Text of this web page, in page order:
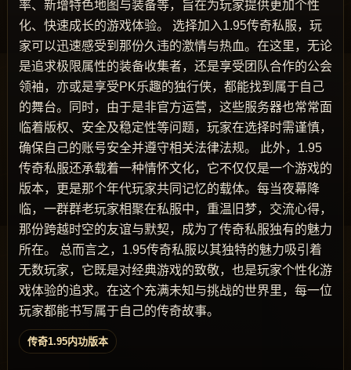
率、新增特色地图与装备等，旨在为玩家提供更加个性
化、快速成长的游戏体验。 选择加入1.95传奇私服，玩
家可以迅速感受到那份久违的激情与热血。在这里，无论
是追求极限属性的装备收集者，还是享受团队合作的公会
领袖，亦或是享受PK乐趣的独行侠，都能找到属于自己
的舞台。同时，由于是非官方运营，这些服务器也常常面
临着版权、安全及稳定性等问题，玩家在选择时需谨慎，
确保自己的账号安全并遵守相关法律法规。 此外，1.95
传奇私服还承载着一种情怀文化，它不仅仅是一个游戏的
版本，更是那个年代玩家共同记忆的载体。每当夜幕降
临，一群群老玩家相聚在私服中，重温旧梦，交流心得，
那份跨越时空的友谊与默契，成为了传奇私服独有的魅力
所在。 总而言之，1.95传奇私服以其独特的魅力吸引着
无数玩家，它既是对经典游戏的致敬，也是玩家个性化游
戏体验的追求。在这个充满未知与挑战的世界里，每一位
玩家都能书写属于自己的传奇故事。
传奇1.95内功版本